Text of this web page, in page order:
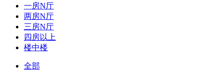
一房N厅
两房N厅
三房N厅
四房以上
楼中楼
全部